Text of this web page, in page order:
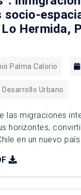
Hermida,
Palma Calorio
Urbano
las migraciones
horizontes,
en un nuevo
en los últimos
la tradicional
hacia